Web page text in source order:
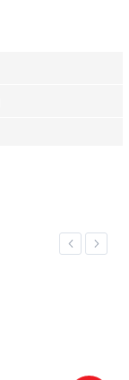
Previous
Next